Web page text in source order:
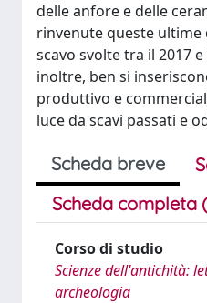
delle anfore e delle
rinvenute queste ultime
scavo svolte tra il 2017
inoltre, ben si
produttivo e
luce da scavi passati e
Scheda breve
Scheda completa
Corso di studio
Scienze dell'antichità:
archeologia